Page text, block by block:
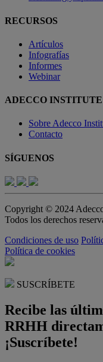
RECURSOS
Artículos
Infografías
Informes
Webinar
ADECCO INSTITUTE
Sobre Adecco
Contacto
SÍGUENOS
Copyright © 2024
Todos los derechos
Condiciones de uso
Política de cookies
SUSCRÍBETE
Recibe las
RRHH
¡Suscríbete!